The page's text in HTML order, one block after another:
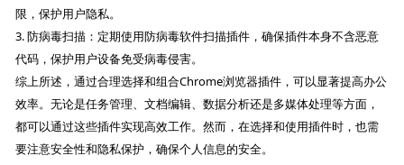
限，保护用户隐私。
3. 防病毒扫描：定期使用防病毒软件扫描插件，确保插件本身不含恶意
代码，保护用户设备免受病毒侵害。
综上所述，通过合理选择和组合Chrome浏览器插件，可以显著提高办公
效率。无论是任务管理、文档编辑、数据分析还是多媒体处理等方面，
都可以通过这些插件实现高效工作。然而，在选择和使用插件时，也需
要注意安全性和隐私保护，确保个人信息的安全。